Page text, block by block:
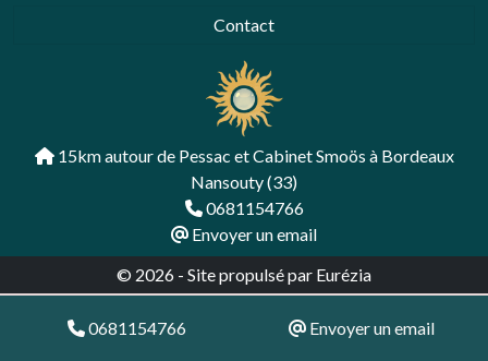
Contact
15km autour de Pessac et Cabinet Smoös à Bordeaux
Nansouty (33)
0681154766
Envoyer un email
© 2026 - Site propulsé par Eurézia
0681154766 Envoyer un email